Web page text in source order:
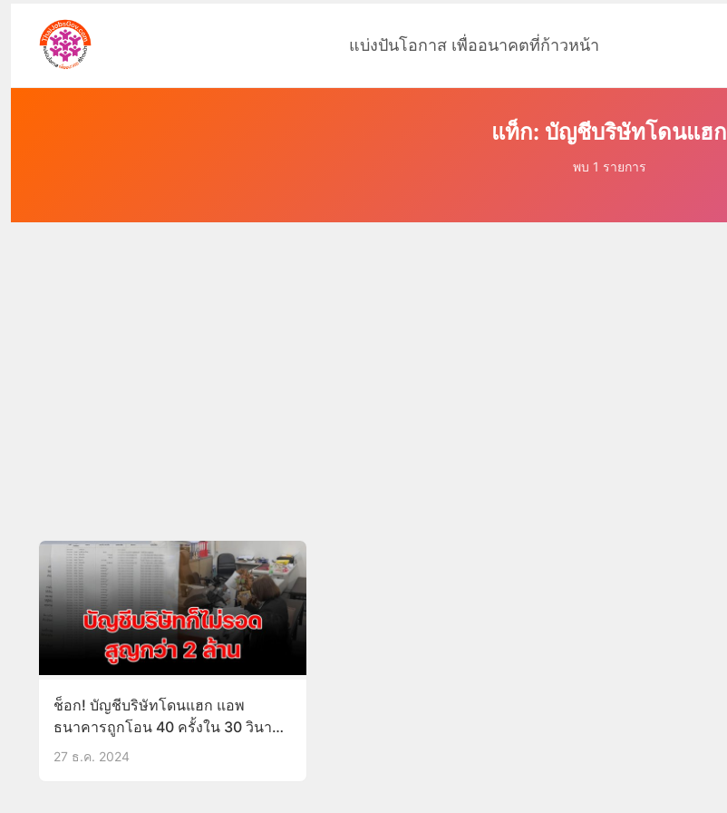
แบ่งปันโอกาส เพื่ออนาคตที่ก้าวหน้า
แท็ก: บัญชีบริษัทโดนแฮก
พบ 1 รายการ
ช็อก! บัญชีบริษัทโดนแฮก แอพ
ธนาคารถูกโอน 40 ครั้งใน 30 วินาที
สูญกว่า 2 ล้าน
27 ธ.ค. 2024